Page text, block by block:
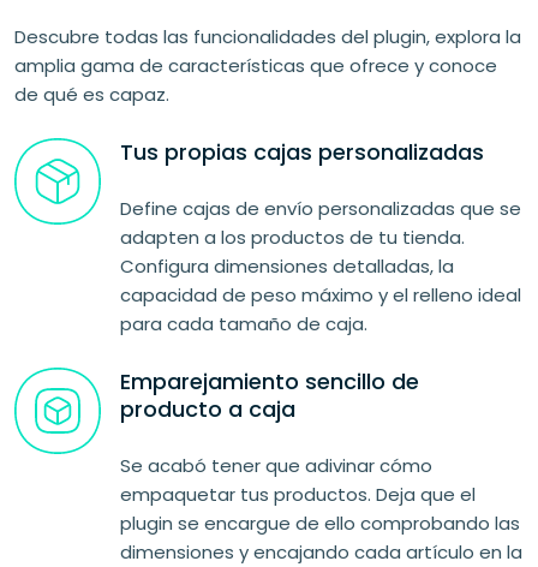
Descubre todas las funcionalidades del plugin, explora la
amplia gama de características que ofrece y conoce
de qué es capaz.
Tus propias cajas personalizadas
Define cajas de envío personalizadas que se
adapten a los productos de tu tienda.
Configura dimensiones detalladas, la
capacidad de peso máximo y el relleno ideal
para cada tamaño de caja.
Emparejamiento sencillo de
producto a caja
Se acabó tener que adivinar cómo
empaquetar tus productos. Deja que el
plugin se encargue de ello comprobando las
dimensiones y encajando cada artículo en la